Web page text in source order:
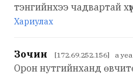
тэнгийнхээ чадвартай
Хариулах
Зочин [172.69.252.156] a
Орон нутгийнханд